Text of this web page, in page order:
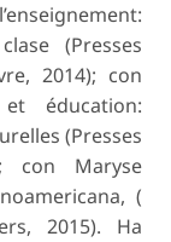
(Presses
2014); con
éducation:
(Presses
con Maryse
(
2015). Ha